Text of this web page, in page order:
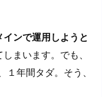
インで運用しようと
まいます。でも、
年間タダ。そう、